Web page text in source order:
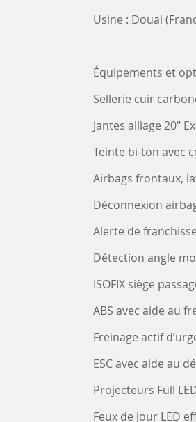
Usine : Douai
Équipements et
Sellerie cuir
Jantes alliage 20"
Teinte bi-ton avec
Airbags frontaux,
Déconnexion
Alerte de
Détection angle
ISOFIX siège
ABS avec aide au
Freinage actif
ESC avec aide au
Projecteurs Full
Feux de jour LED